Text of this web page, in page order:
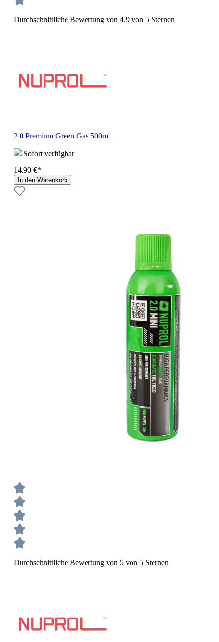
Durchschnittliche Bewertung von 4.9 von 5 Sternen
2.0 Premium Green Gas 500ml
Sofort verfügbar
14,90 €*
In den Warenkorb
Durchschnittliche Bewertung von 5 von 5 Sternen